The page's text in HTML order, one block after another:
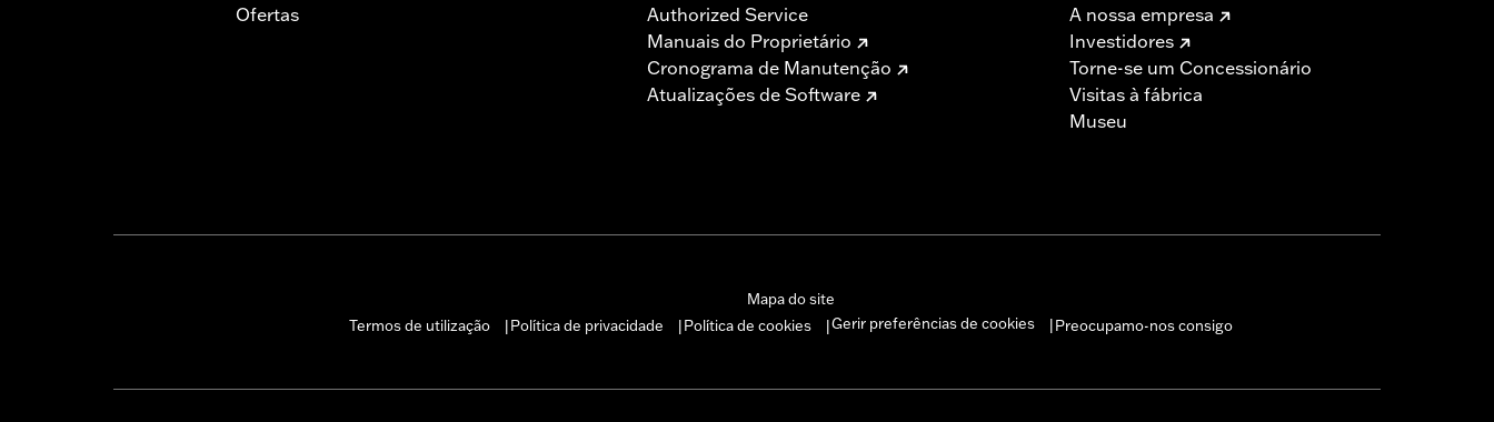
Ofertas
Authorized Service
Manuais do Proprietário
Cronograma de Manutenção
Atualizações de Software
A nossa empresa
Investidores
Torne-se um Concessionário
Visitas à fábrica
Museu
Mapa do site
Termos de utilização
Política de privacidade Política de cookies Gerir preferências de cookies Preocupamo-nos consigo